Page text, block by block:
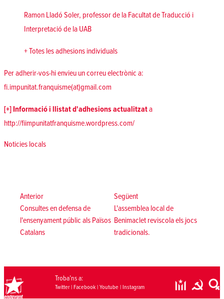
Ramon Lladó Soler, professor de la Facultat de Traducció i
Interpretació de la UAB
+ Totes les adhesions individuals
Per adherir-vos-hi envieu un correu electrònic a:
fi.impunitat.franquisme(at)gmail.com
[+] Informació i llistat d'adhesions actualitzata
http://fiimpunitatfranquisme.wordpress.com/
Posted in
Noticies locals
d'entradesAnteriorAnterior:
Consultes en defensa de
l'ensenyament públic als Països
Catalans
SegüentSegüent:
L'assemblea local de
Benimaclet reviscola els jocs
tradicionals.
Troba’ns a:
Twitter| Facebook| Youtube| Instagram